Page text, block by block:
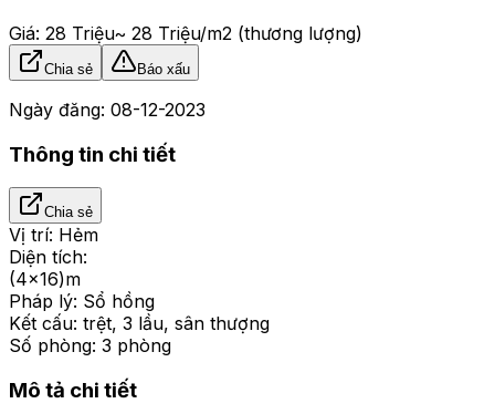
Giá: 28 Triệu~ 28 Triệu/m2 (thương lượng)
Chia sẻ Báo xấu
Ngày đăng: 08-12-2023
Thông tin chi tiết
Chia sẻ
Vị trí: Hẻm
Diện tích:
(4x16)m
Pháp lý: Sổ hồng
Kết cấu: trệt, 3 lầu, sân thượng
Số phòng: 3 phòng
Mô tả chi tiết